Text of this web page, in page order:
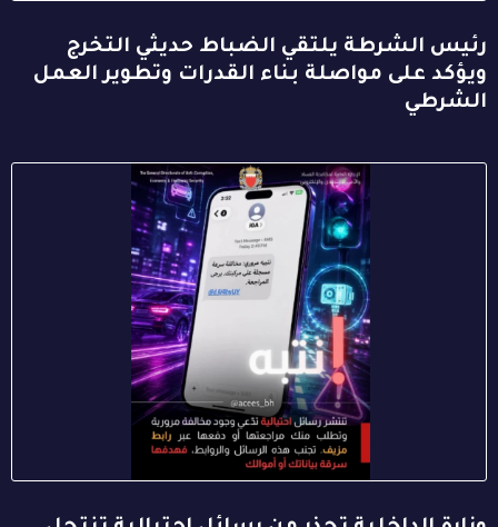
رئيس الشرطة يلتقي الضباط حديثي التخرج
ويؤكد على مواصلة بناء القدرات وتطوير العمل
الشرطي